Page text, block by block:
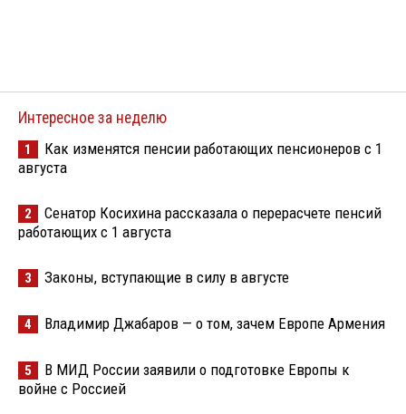
Интересное за неделю
1
Как изменятся пенсии работающих пенсионеров с 1
августа
2
Сенатор Косихина рассказала о перерасчете пенсий
работающих с 1 августа
3 Законы, вступающие в силу в августе
4 Владимир Джабаров — о том, зачем Европе Армения
5
В МИД России заявили о подготовке Европы к
войне с Россией